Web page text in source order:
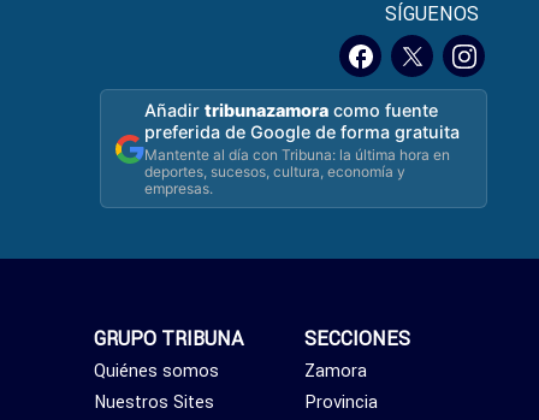
SÍGUENOS
Añadirtribunazamora como fuente
preferida de Google de forma gratuita
Mantente al día con Tribuna: la última hora en
deportes, sucesos, cultura, economía y
empresas.
SECCIONES
Zamora
Provincia
GRUPO TRIBUNA
Quiénes somos
Nuestros Sites